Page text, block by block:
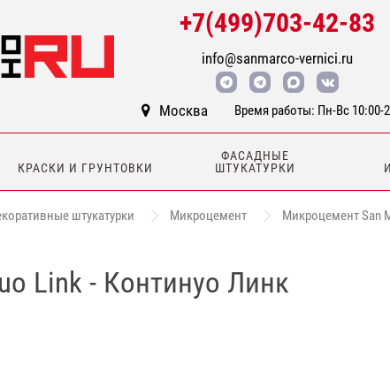
+7(499)703-42-83
info@sanmarco-vernici.ru
Москва Время работы: Пн-Вс 10:00-
КРАСКИ И ГРУНТОВКИ
ФАСАДНЫЕ
ШТУКАТУРКИ
штукатурки Микроцемент Микроцемент San
Link - Континуо Линк